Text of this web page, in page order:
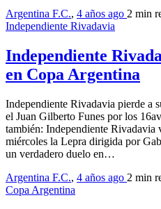
Argentina F.C., 4 años ago 2 min
Independiente Rivadavia
Independiente
en Copa Argentina
Independiente Rivadavia pierde a
el Juan Gilberto Funes por los
también: Independiente Rivadavia
miércoles la Lepra dirigida por
un verdadero duelo en…
Argentina F.C., 4 años ago 2 min
Copa Argentina